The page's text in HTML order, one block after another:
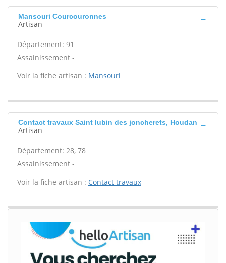
Mansouri Courcouronnes
Artisan
Département: 91
Assainissement -
Voir la fiche artisan : Mansouri
Contact travaux Saint lubin des joncherets, Houdan
Artisan
Département: 28, 78
Assainissement -
Voir la fiche artisan : Contact travaux